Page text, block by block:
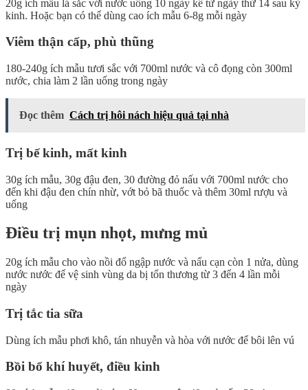
20g ích mẫu lá sắc với nước uống 10 ngày kể từ ngày thứ 14 sau kỳ
kinh. Hoặc bạn có thể dùng cao ích mẫu 6-8g mỗi ngày
Viêm thận cấp, phù thũng
180-240g ích mẫu tươi sắc với 700ml nước và cô đọng còn 300ml
nước, chia làm 2 lần uống trong ngày
Đọc thêm Cách trị hôi nách hiệu quả tại nhà
Trị bế kinh, mất kinh
30g ích mẫu, 30g đậu đen, 30 đường đỏ nấu với 700ml nước cho
đến khi đậu đen chín nhừ, vớt bỏ bã thuốc và thêm 30ml rượu và
uống
Điều trị mụn nhọt, mưng mủ
20g ích mẫu cho vào nồi đổ ngập nước và nấu cạn còn 1 nửa, dùng
nước nước để vệ sinh vùng da bị tổn thương từ 3 đến 4 lần mỗi
ngày
Trị tắc tia sữa
Dùng ích mẫu phơi khô, tán nhuyễn và hòa với nước để bôi lên vú
Bồi bổ khí huyết, điều kinh